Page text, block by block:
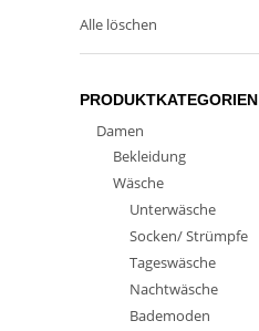
Alle löschen
PRODUKTKATEGORIEN
Damen
Bekleidung
Wäsche
Unterwäsche
Socken/ Strümpfe
Tageswäsche
Nachtwäsche
Bademoden